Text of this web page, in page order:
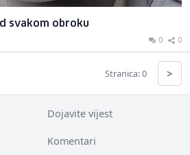
svakom obroku
0 0
Stranica: 0 >
Dojavite vijest
Komentari